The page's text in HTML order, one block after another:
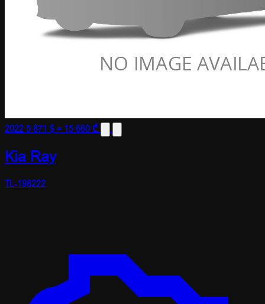
20225 871 $≈ 15 660 ₾
Kia Ray
TL-198222